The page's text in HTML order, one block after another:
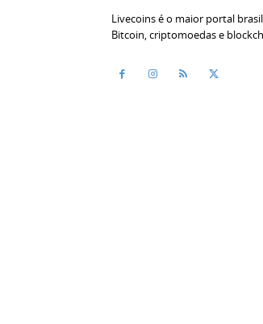
Livecoins é o maior portal
Bitcoin, criptomoedas e